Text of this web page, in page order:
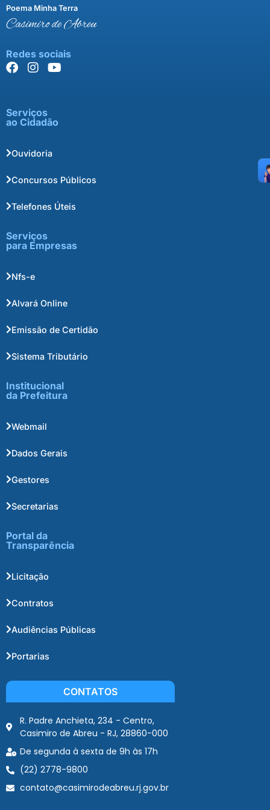
Poema Minha Terra
Casimiro de Abreu
Redes sociais
Serviços
ao Cidadão
Ouvidoria
Concursos Públicos
Telefones Úteis
Serviços
para Empresas
Nfs-e
Alvará Online
Emissão de Certidão
Sistema Tributário
Institucional
da Prefeitura
Webmail
Dados Gerais
Gestores
Secretarias
Portal da
Transparência
Licitação
Contratos
Audiências Públicas
Portarias
CONTATOS
R. Padre Anchieta, 234 - Centro,
Casimiro de Abreu - RJ, 28860-000
De segunda à sexta de 9h às 17h
(22) 2778-9800
contato@casimirodeabreu.rj.gov.br